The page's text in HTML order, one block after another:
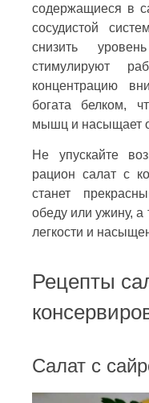
содержащиеся в
сосудистой
снизить
стимулируют
концентрацию
богата белком,
мышц и насыщает
Не упускайте
рацион салат с
станет
обеду или ужину,
легкости и
Рецепты
Салат с